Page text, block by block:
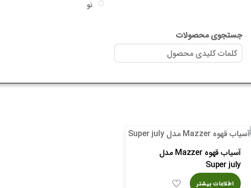
نو
جستجوی محصولات
آسیاب قهوه Mazzer مدل
Super july
اطلاعات بیشتر